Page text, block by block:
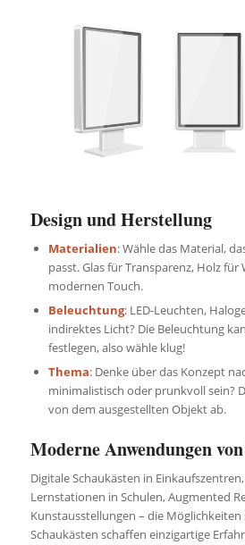
Design und Herstellung
Materialien: Wähle das Material,
passt. Glas für Transparenz, Holz
modernen Touch.
Beleuchtung: LED-Leuchten,
indirektes Licht? Die Beleuchtung
festlegen, also wähle klug!
Thema: Denke über das Konzept
minimalistisch oder prunkvoll sein?
von dem ausgestellten Objekt ab.
Moderne Anwendungen
Digitale Schaukästen in
Lernstationen in Schulen, Augmented
Kunstausstellungen – die Möglichkeiten
Schaukästen schaffen einzigartige